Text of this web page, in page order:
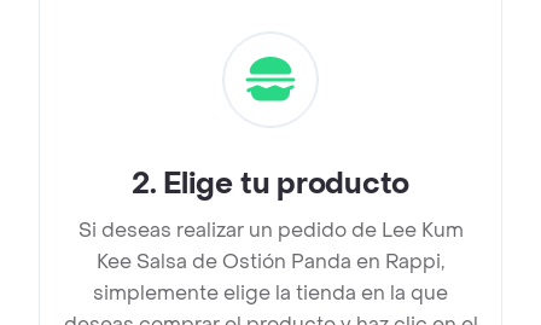
2. Elige tu producto
Si deseas realizar un pedido de Lee Kum
Kee Salsa de Ostión Panda en Rappi,
simplemente elige la tienda en la que